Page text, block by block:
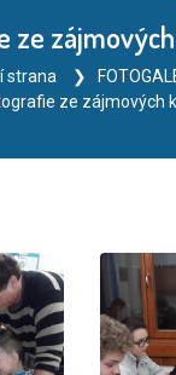
ze
strana
ze zájmových